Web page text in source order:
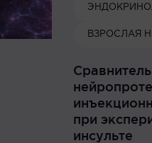
ВЗРОСЛАЯ
при
инсульте